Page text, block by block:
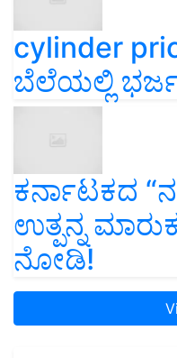
cylinder
ಬೆಲೆಯಲ್ಲಿ
ಕರ್ನಾಟಕದ
ಉತ್ಪನ್ನ
ನೋಡಿ!